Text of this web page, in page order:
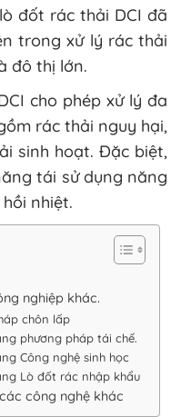
đốt rác thải DCI đã
trong xử lý rác thải
đô thị lớn.
cho phép xử lý đa
rác thải nguy hại,
sinh hoạt. Đặc biệt,
tái sử dụng năng
nhiệt.
nghiệp khác.
chôn lấp
phương pháp tái chế.
Công nghệ sinh học
Lò đốt rác nhập khẩu
công nghệ khác